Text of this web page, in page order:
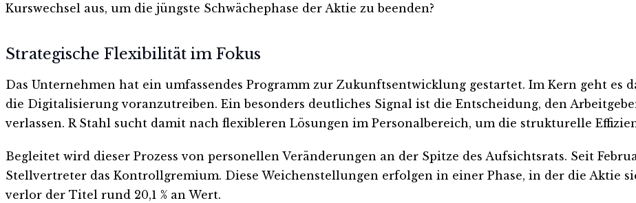
Kurswechsel aus, um die jüngste Schwächephase der Aktie zu beenden?
Strategische Flexibilität im Fokus
Das Unternehmen hat ein umfassendes Programm zur Zukunftsentwicklung gestartet. Im Kern geht es
die Digitalisierung voranzutreiben. Ein besonders deutliches Signal ist die Entscheidung, den
verlassen. R Stahl sucht damit nach flexibleren Lösungen im Personalbereich, um die strukturelle
Begleitet wird dieser Prozess von personellen Veränderungen an der Spitze des Aufsichtsrats. Seit
Stellvertreter das Kontrollgremium. Diese Weichenstellungen erfolgen in einer Phase, in der die Aktie
verlor der Titel rund 20,1 % an Wert.